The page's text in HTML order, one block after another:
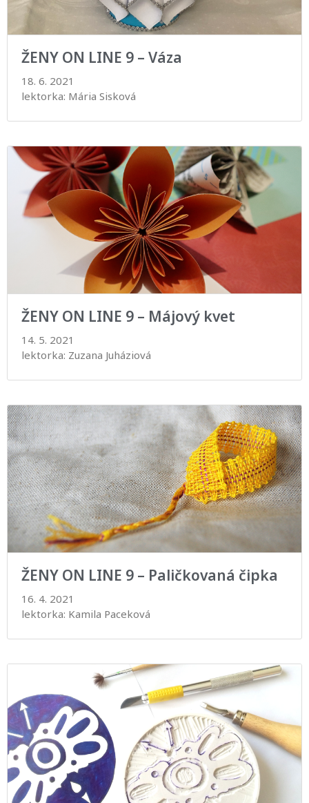
ŽENY ON LINE 9 – Váza
18. 6. 2021
lektorka: Mária Sisková
ŽENY ON LINE 9 – Májový kvet
14. 5. 2021
lektorka: Zuzana Juháziová
ŽENY ON LINE 9 – Paličkovaná čipka
16. 4. 2021
lektorka: Kamila Paceková